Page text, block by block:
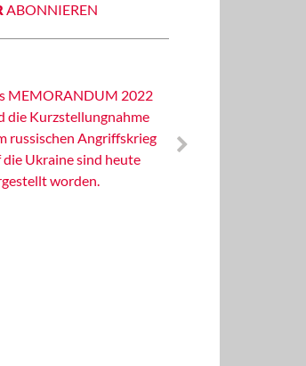
ABONNIEREN
MEMORANDUM 2022
die Kurzstellungnahme
russischen Angriffskrieg
die Ukraine sind heute
worden.